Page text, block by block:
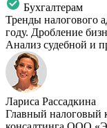
Бухгалтерам
Тренды налогового
году. Дробление
Анализ судебной и
Лариса Рассадкина
Главный налоговый